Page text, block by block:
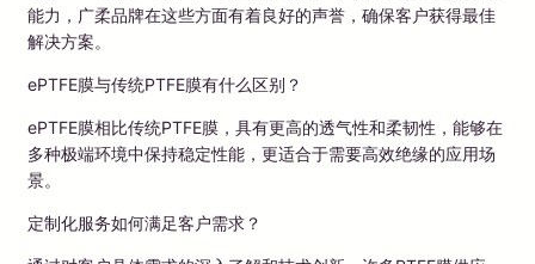
能力，广柔品牌在这些方面有着良好的声誉，确保客户获得最佳
解决方案。
ePTFE膜与传统PTFE膜有什么区别？
ePTFE膜相比传统PTFE膜，具有更高的透气性和柔韧性，能够在
多种极端环境中保持稳定性能，更适合于需要高效绝缘的应用场
景。
定制化服务如何满足客户需求？